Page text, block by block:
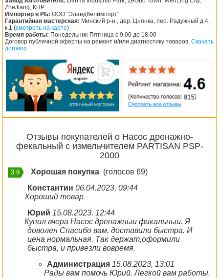
ZheJiang, КНР
Импортер в РБ: ООО "Эландбелимпорт"
Гарантийная мастерская: Минский р-н., дер. Цнянка, пер. Радужный д.4,
к.1 (смотреть на карте)
Время работы: Понедельник-Пятница с 9.00 до 18.00
Договор публичной оферты на ремонт и/или диагностику товаров. Скачать
договор
Отзывы покупателей о Насос дренажно-
фекальный с измельчителем PARTISAN PSP-
2000
3.9 Хорошая покупка (голосов 69)
Константин 06.04.2023, 09:44
Хороший товар
Юрий 15.08.2023, 12:44
Купил вчера Насос дренажныи фикальныи. Я
доволен Спасибо вам, доставили быстра. И
цена нормальная. Так держат,оформили
быстра, и привезли вовремя.
Администрация 15.08.2023, 13:01
Рады вам помочь Юрий. Легкой вам работы.